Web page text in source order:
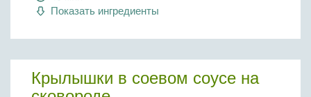
Показать ингредиенты
Крылышки в соевом соусе на